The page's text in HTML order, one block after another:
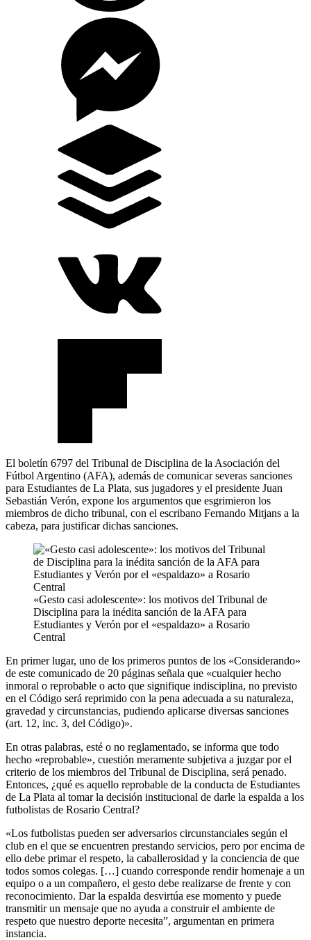
El boletín 6797 del Tribunal de Disciplina de la Asociación del
Fútbol Argentino (AFA), además de comunicar severas sanciones
para Estudiantes de La Plata, sus jugadores y el presidente Juan
Sebastián Verón, expone los argumentos que esgrimieron los
miembros de dicho tribunal, con el escribano Fernando Mitjans a la
cabeza, para justificar dichas sanciones.
«Gesto casi adolescente»: los motivos del Tribunal de
Disciplina para la inédita sanción de la AFA para
Estudiantes y Verón por el «espaldazo» a Rosario
Central
En primer lugar, uno de los primeros puntos de los «Considerando»
de este comunicado de 20 páginas señala que «cualquier hecho
inmoral o reprobable o acto que signifique indisciplina, no previsto
en el Código será reprimido con la pena adecuada a su naturaleza,
gravedad y circunstancias, pudiendo aplicarse diversas sanciones
(art. 12, inc. 3, del Código)».
En otras palabras, esté o no reglamentado, se informa que todo
hecho «reprobable», cuestión meramente subjetiva a juzgar por el
criterio de los miembros del Tribunal de Disciplina, será penado.
Entonces, ¿qué es aquello reprobable de la conducta de Estudiantes
de La Plata al tomar la decisión institucional de darle la espalda a los
futbolistas de Rosario Central?
«Los futbolistas pueden ser adversarios circunstanciales según el
club en el que se encuentren prestando servicios, pero por encima de
ello debe primar el respeto, la caballerosidad y la conciencia de que
todos somos colegas. […] cuando corresponde rendir homenaje a un
equipo o a un compañero, el gesto debe realizarse de frente y con
reconocimiento. Dar la espalda desvirtúa ese momento y puede
transmitir un mensaje que no ayuda a construir el ambiente de
respeto que nuestro deporte necesita”, argumentan en primera
instancia.